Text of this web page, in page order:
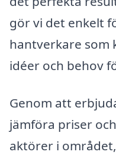
gör vi det enkelt
hantverkare som
idéer och behov
Genom att
jämföra priser
aktörer i